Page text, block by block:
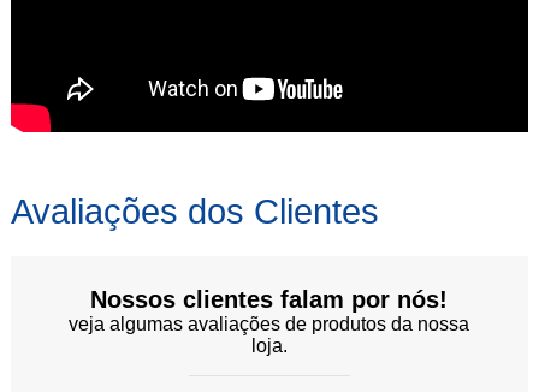
Avaliações dos Clientes
Nossos clientes falam por nós!
veja algumas avaliações de produtos da nossa
loja.